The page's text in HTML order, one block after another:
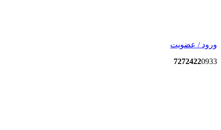
ورود / عضویت
72724220933